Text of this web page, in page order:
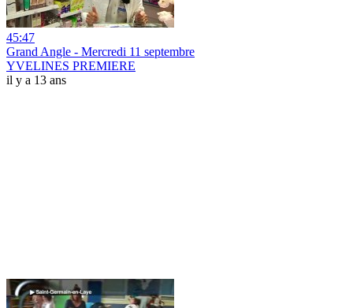
45:47
Grand Angle - Mercredi 11 septembre
YVELINES PREMIERE
il y a 13 ans